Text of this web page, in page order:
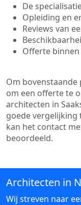
De
Opleiding en
Reviews van
Offerte
Om
om een offerte te
architecten in
goede vergelijking
kan het contact
beoordeeld.
Architecten in
Wij streven naar